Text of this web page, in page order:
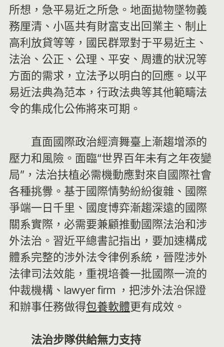
所想，急平易近之所急。地面拋物墜物義
務厘清、小區共有財富支出回業主、制止
高利放貸等等，國民群眾對于平易近主、
法治、公正、公理、平安、周遭的狀況等
方面的需求，立法予以明白的回應。以平
易近法典為范本，行政法典等其他範疇法
令的集成化公佈將來可期。
直面國際政治經濟舞臺上漸趨增添的
壓力和風險。面臨“世界百年未有之年夜變
局”，法治扶植必需機動應對來自國際社會
各種挑釁。基于國際情勢紛紛復雜、國際
爭端一日千里、國度博弈漸趨深遠的國際
關系實際，必需要兼顧推動國際法治和涉
外法治。習近平總書記指出，要加速構成
體系完整的涉外法令律例系統，晉陞涉外
法律司法效能，重視培養一批國際一流的
仲裁機構、lawyer firm ，把涉外法治保證
和辦事任務做得包養軟體更有成效。
法治步隊供給無力支持